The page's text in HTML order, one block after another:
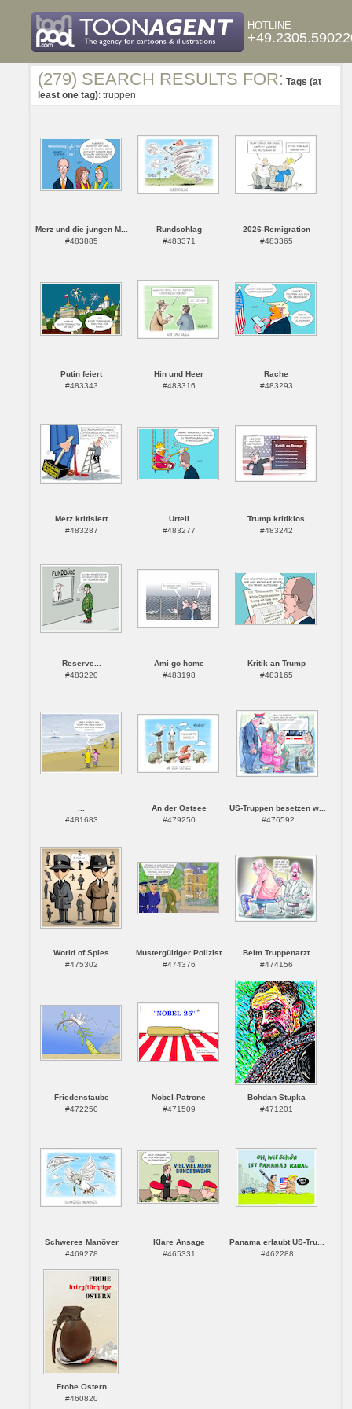
HOTLINE
(279) SEARCH RESULTS FOR: Tags (at
least one tag): truppen
Merz und die jungen M...
#483885
Rundschlag
#483371
2026-Remigration
#483365
Putin feiert
#483343
Hin und Heer
#483316
Rache
#483293
Merz kritisiert
#483287
Urteil
#483277
Trump kritiklos
#483242
Reserve...
#483220
Ami go home
#483198
Kritik an Trump
#483165
#481683
An der Ostsee
#479250
US-Truppen besetzen w...
#476592
World of Spies
#475302
Mustergültiger Polizist
#474376
Beim Truppenarzt
#474156
Friedenstaube
#472250
Nobel-Patrone
#471509
Bohdan Stupka
#471201
Schweres Manöver
#469278
Klare Ansage
#465331
Panama erlaubt US-Tru...
#462288
Frohe Ostern
#460820